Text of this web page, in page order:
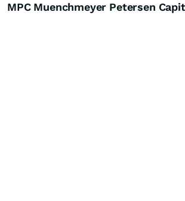
MPC Muenchmeyer Petersen